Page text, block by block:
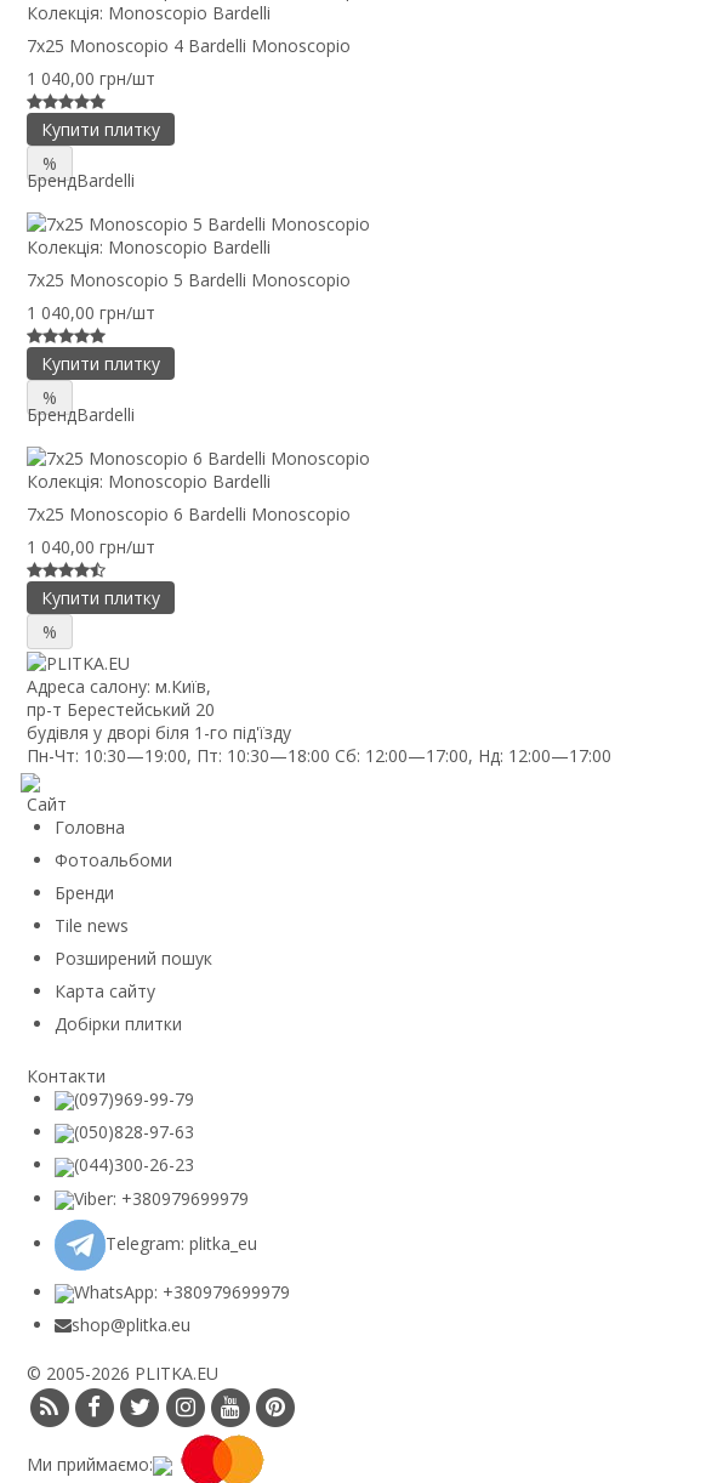
Колекція: Monoscopio Bardelli
7x25 Monoscopio 4 Bardelli Monoscopio
1 040,00 грн/шт
Купити плитку
%
БрендBardelli
Колекція: Monoscopio Bardelli
7x25 Monoscopio 5 Bardelli Monoscopio
1 040,00 грн/шт
Купити плитку
%
БрендBardelli
Колекція: Monoscopio Bardelli
7x25 Monoscopio 6 Bardelli Monoscopio
1 040,00 грн/шт
Купити плитку
%
Адреса салону: м.Київ,
пр-т Берестейський 20
будівля у дворі біля 1-го під'їзду
Пн-Чт: 10:30—19:00, Пт: 10:30—18:00 Сб: 12:00—17:00, Нд: 12:00—17:00
Сайт
Головна
Фотоальбоми
Бренди
Tile news
Розширений пошук
Карта сайту
Добірки плитки
Контакти
(097)969-99-79
(050)828-97-63
(044)300-26-23
Viber: +380979699979
Telegram: plitka_eu
WhatsApp: +380979699979
shop@plitka.eu
© 2005-2026 PLITKA.EU
Ми приймаємо: